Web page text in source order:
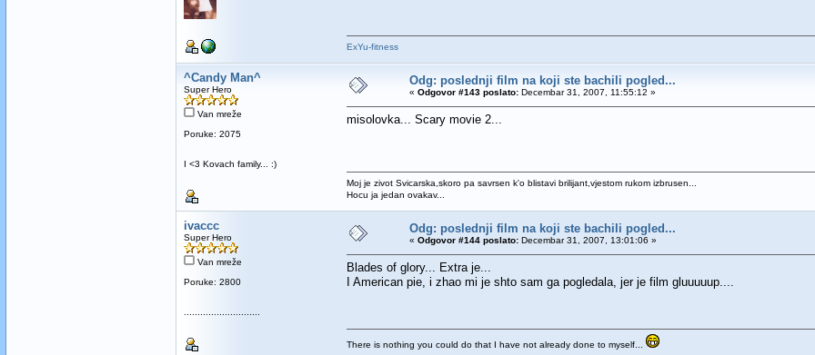
ExYu-fitness
^Candy Man^
Super Hero
Van mreže
Poruke: 2075
I <3 Kovach family... :)
Odg: poslednji film na koji ste bachili pogled...
« Odgovor #143 poslato:Decembar 31, 2007, 11:55:12 »
misolovka... Scary movie 2...
Moj je zivot Svicarska,skoro pa savrsen k'o blistavi brilijant,vjestom rukom izbrusen...
Hocu ja jedan ovakav...
ivaccc
Super Hero
Van mreže
Poruke: 2800
............................
Odg: poslednji film na koji ste bachili pogled...
« Odgovor #144 poslato:Decembar 31, 2007, 13:01:06 »
Blades of glory... Extra je...
I American pie, i zhao mi je shto sam ga pogledala, jer je film gluuuuup....
There is nothing you could do that I have not already done to myself...